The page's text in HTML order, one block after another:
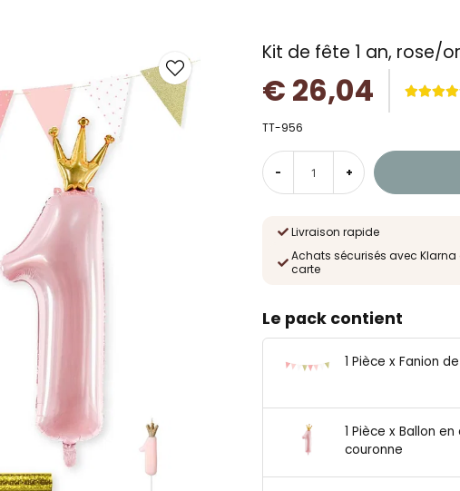
Kit de fête 1 an, rose/or
€ 26,04
TT-956
- +
Livraison rapide
Achats sécurisés avec Klarna
carte
Le pack contient
1 Pièce x Fanion
1 Pièce x Ballon
couronne